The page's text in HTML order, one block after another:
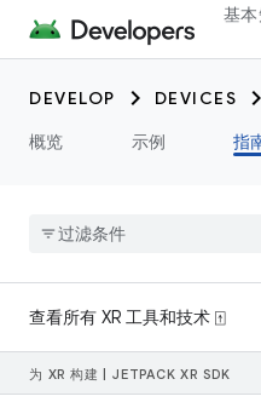
基
DEVELOP DEVICES
概览
示例 指
查看所有 XR 工具和技术 ⍐
为 XR 构建 JETPACK XR SDK